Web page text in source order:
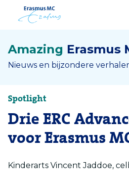
Amazing Erasmus
Nieuws en bijzondere
Spotlight
Drie ERC
voor Erasmus
Kinderarts Vincent Jaddoe,